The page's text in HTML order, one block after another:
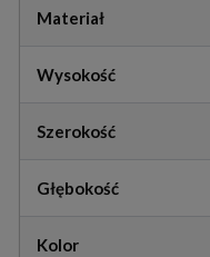
Materiał
Wysokość
Szerokość
Głębokość
Kolor